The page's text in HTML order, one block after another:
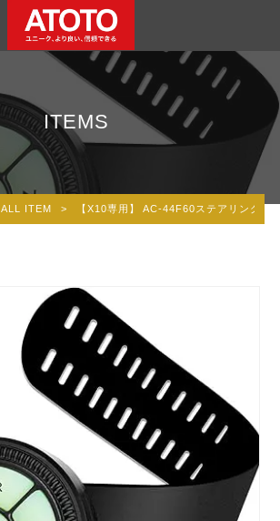
ITEMS
ALL ITEM > 【X10専用】 AC-44F60ステアリングリ